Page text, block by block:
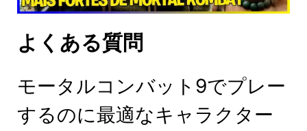
よくある質問
モータルコンバット9でプレー
するのに最適なキャラクター